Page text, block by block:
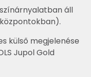
színárnyalatban áll
külső megjelenése
Jupol Gold